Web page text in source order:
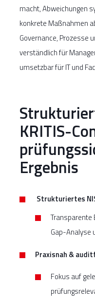
macht, Abweichungen
konkrete Maßnahmen
Governance, Prozesse
verständlich für
umsetzbar für IT und
KRITIS-
Ergebnis
Strukturiertes
Transparente
Gap-Analyse
Praxisnah &
Fokus auf